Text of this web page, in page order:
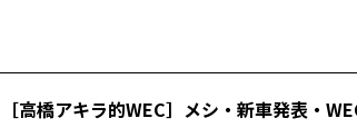
［高橋アキラ的WEC］メシ・新車発表・